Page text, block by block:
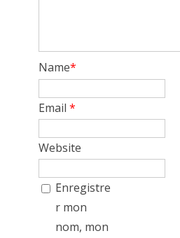
Name*
Email *
Website
Enregistre
r mon
nom, mon